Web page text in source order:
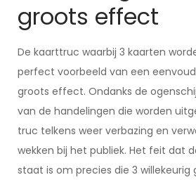
groots effect
De kaarttruc waarbij 3 kaarten
perfect voorbeeld van een
groots effect. Ondanks de
van de handelingen die worden
truc telkens weer verbazing en
wekken bij het publiek. Het feit dat
staat is om precies die 3 willekeurig